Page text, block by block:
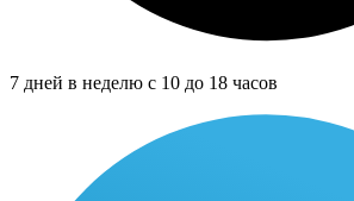
7 дней в неделю с 10 до 18 часов